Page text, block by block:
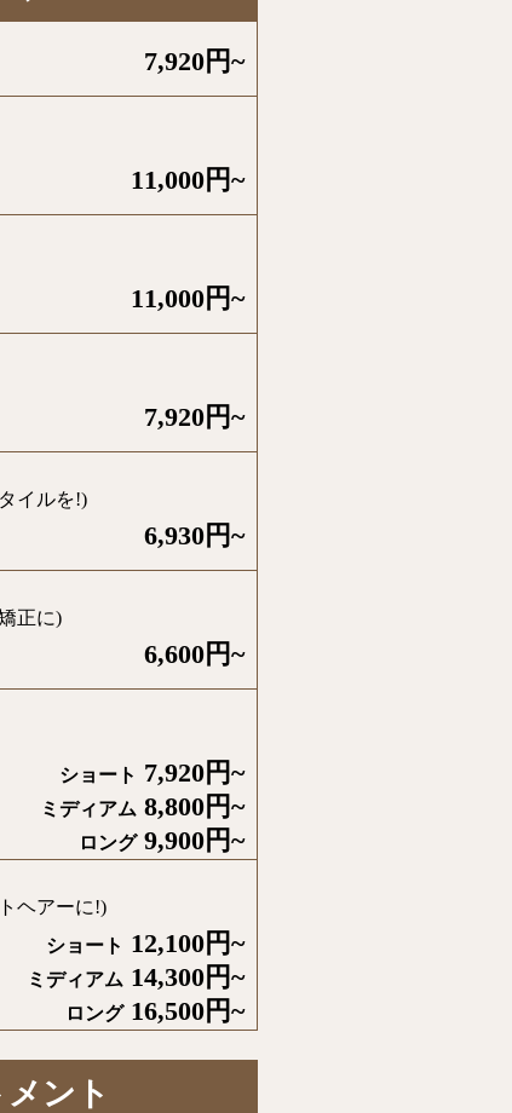
7,920円~
11,000円~
11,000円~
7,920円~
イルを!)
6,930円~
正に)
6,600円~
ショート 7,920円~
ミディアム 8,800円~
ロング9,900円~
ヘアーに!)
ショート 12,100円~
ミディアム 14,300円~
ロング16,500円~
メント